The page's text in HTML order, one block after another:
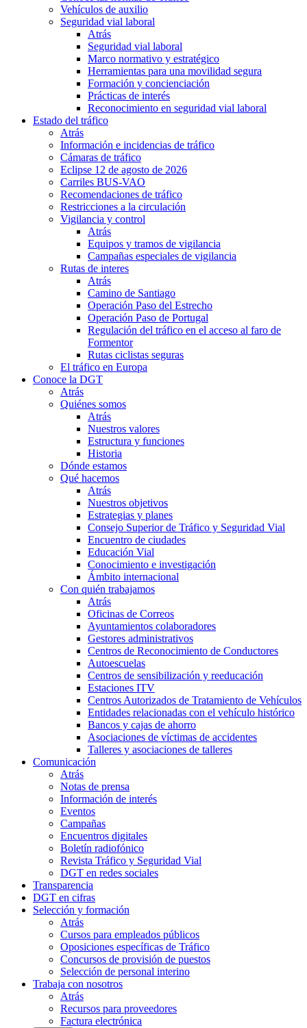
Vehículos de auxilio
Seguridad vial laboral
Atrás
Seguridad vial laboral
Marco normativo y estratégico
Herramientas para una movilidad segura
Formación y concienciación
Prácticas de interés
Reconocimiento en seguridad vial laboral
Estado del tráfico
Atrás
Información e incidencias de tráfico
Cámaras de tráfico
Eclipse 12 de agosto de 2026
Carriles BUS-VAO
Recomendaciones de tráfico
Restricciones a la circulación
Vigilancia y control
Atrás
Equipos y tramos de vigilancia
Campañas especiales de vigilancia
Rutas de interes
Atrás
Camino de Santiago
Operación Paso del Estrecho
Operación Paso de Portugal
Regulación del tráfico en el acceso al faro de
Formentor
Rutas ciclistas seguras
El tráfico en Europa
Conoce la DGT
Atrás
Quiénes somos
Atrás
Nuestros valores
Estructura y funciones
Historia
Dónde estamos
Qué hacemos
Atrás
Nuestros objetivos
Estrategias y planes
Consejo Superior de Tráfico y Seguridad Vial
Encuentro de ciudades
Educación Vial
Conocimiento e investigación
Ámbito internacional
Con quién trabajamos
Atrás
Oficinas de Correos
Ayuntamientos colaboradores
Gestores administrativos
Centros de Reconocimiento de Conductores
Autoescuelas
Centros de sensibilización y reeducación
Estaciones ITV
Centros Autorizados de Tratamiento de Vehículos
Entidades relacionadas con el vehículo histórico
Bancos y cajas de ahorro
Asociaciones de víctimas de accidentes
Talleres y asociaciones de talleres
Comunicación
Atrás
Notas de prensa
Información de interés
Eventos
Campañas
Encuentros digitales
Boletín radiofónico
Revista Tráfico y Seguridad Vial
DGT en redes sociales
Transparencia
DGT en cifras
Selección y formación
Atrás
Cursos para empleados públicos
Oposiciones específicas de Tráfico
Concursos de provisión de puestos
Selección de personal interino
Trabaja con nosotros
Atrás
Recursos para proveedores
Factura electrónica